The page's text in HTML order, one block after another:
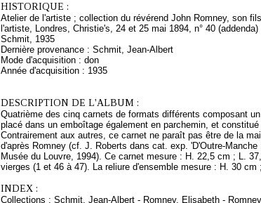
HISTORIQUE :
Atelier de l'artiste ; collection du révérend John Romney, son
l'artiste, Londres, Christie's, 24 et 25 mai 1894, n° 40
Schmit, 1935
Dernière provenance : Schmit, Jean-Albert
Mode d'acquisition : don
Année d'acquisition : 1935
DESCRIPTION DE L'ALBUM :
Quatrième des cinq carnets de formats différents composant
placé dans un emboîtage également en parchemin, et
Contrairement aux autres, ce carnet ne paraît pas être de la
d'après Romney (cf. J. Roberts dans cat. exp. 'D'Outre-
Musée du Louvre, 1994). Ce carnet mesure : H. 22,5 cm ; L.
vierges (1 et 46 à 47). La reliure d'ensemble mesure : H. 30 cm
INDEX :
Collections : Schmit, Jean-Albert - Romney, Elisabeth -